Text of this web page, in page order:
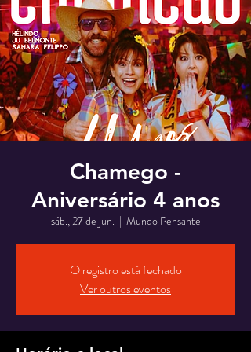
Chamego -
Aniversário 4 anos
sáb., 27 de jun.
  |
Mundo Pensante
O registro está fechado
Ver outros eventos